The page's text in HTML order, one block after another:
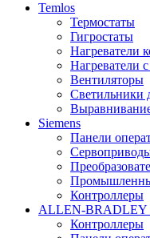
Temlos
Термостаты
Гигростаты
Нагреватели
Нагреватели
Вентиляторы
Светильники
Siemens
Панели
Контроллеры
ALLEN-BRADLEY
Контроллеры